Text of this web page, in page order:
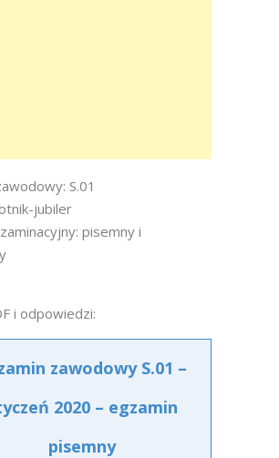
S.01
jubiler
pisemny i
i odpowiedzi:
zawodowy S.01 –
2020 – egzamin
pisemny